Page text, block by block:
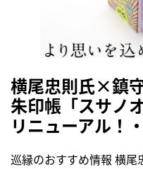
横尾忠則氏×鎮
朱印帳「スサノ
リニューアル！
巡縁のおすすめ情報 横